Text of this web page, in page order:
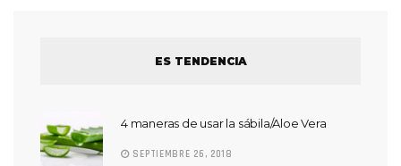
ES TENDENCIA
4 maneras de usar la sábila/Aloe Vera
SEPTIEMBRE 26, 2018